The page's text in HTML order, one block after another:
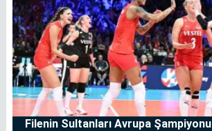
Filenin Sultanları Avrupa Şampiyonu